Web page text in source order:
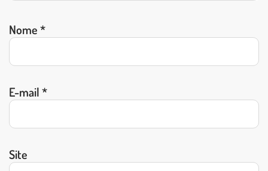
Nome*
E-mail*
Site